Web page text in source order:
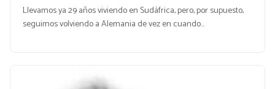
Llevamos ya 29 años viviendo en Sudáfrica, pero, por supuesto,
seguimos volviendo a Alemania de vez en cuando…